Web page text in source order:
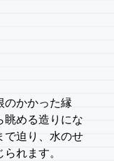
のかかった縁
眺める造りにな
で迫り、水のせ
れます。